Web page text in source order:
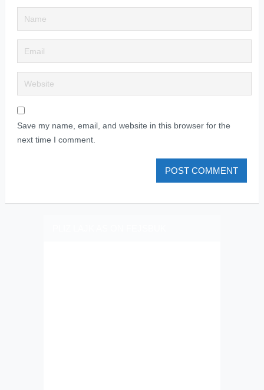
Save my name, email, and website in this browser for the
next time I comment.